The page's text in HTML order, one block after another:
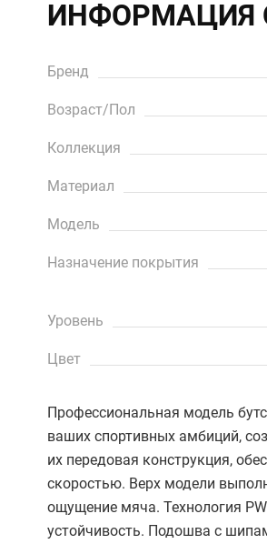
ИНФОРМАЦИЯ
Бренд
Возраст/Пол
Коллекция
Материал
Модель
Назначение покрытия
Уровень
Цвет
Профессиональная модель
ваших спортивных амбиций,
их передовая конструкция,
скоростью. Верх модели
ощущение мяча. Технология
устойчивость. Подошва с